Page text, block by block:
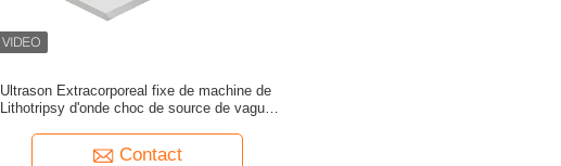
Ultrason Extracorporeal fixe de machine de
Lithotripsy d'onde choc de source de vague
Contact